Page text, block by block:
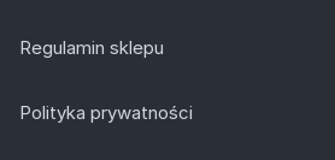
Regulamin sklepu
Polityka prywatności